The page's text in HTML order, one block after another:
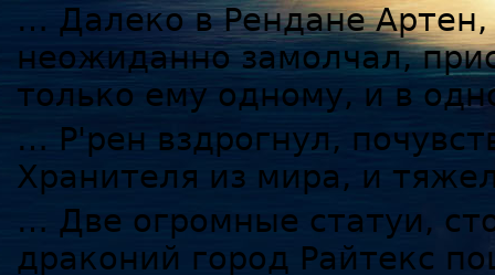
… Далеко в Рендане
неожиданно замолчал,
только ему одному, и в
… Р'рен вздрогнул,
Хранителя из мира, и
… Две огромные статуи,
драконий город Райтекс